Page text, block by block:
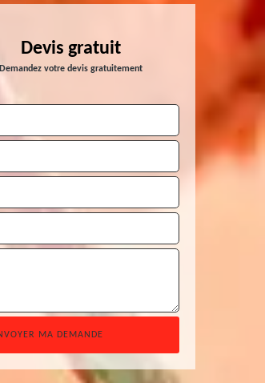
Devis gratuit
Demandez votre devis gratuitement